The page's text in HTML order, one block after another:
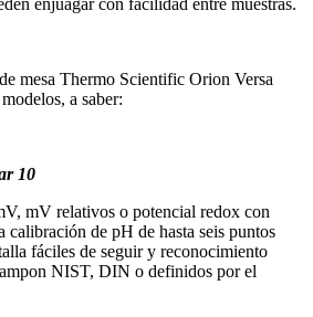
mesa Thermo Scientific Orion Versa
a saber:
10
mV relativos o potencial redox con
calibración de pH de hasta seis puntos
fáciles de seguir y reconocimiento
NIST, DIN o definidos por el